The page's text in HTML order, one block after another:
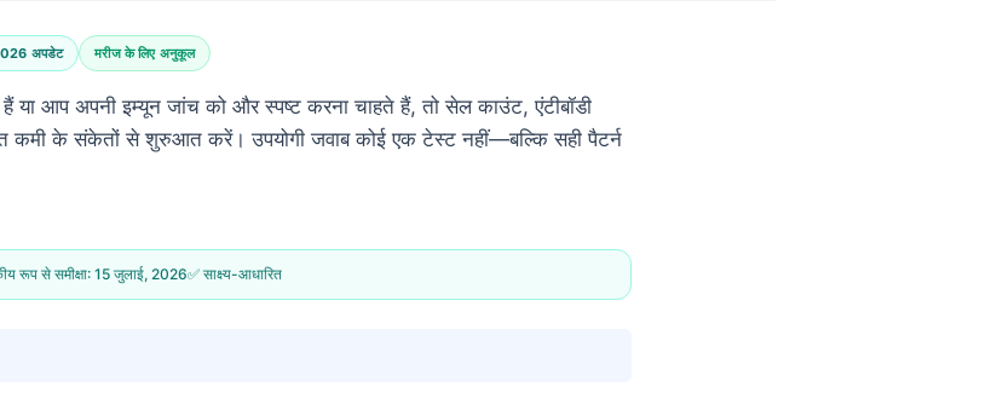
अपडेट मरीज के लिए अनुकूल
या आप अपनी इम्यून जांच को और स्पष्ट करना चाहते हैं, तो सेल काउंट, एंटीबॉडी
कमी के संकेतों से शुरुआत करें। उपयोगी जवाब कोई एक टेस्ट नहीं—बल्कि सही पैटर्न
रूप से समीक्षा: 15 जुलाई, 2026✅ साक्ष्य-आधारित